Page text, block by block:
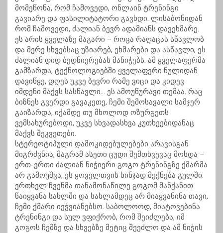
მომეწონა, რომ ჩამოვედი, ონლაინ ტრენინგი
გავიარე და ფასილიტატორი გავხდი. ლისაბონიდან
რომ ჩამოვედი, ძალიან ბევრ ადამიანს დავეხმარე.
ეს არის ყველაზე მაგარი – როცა რაღაცას სწავლობ
და მერე სხვებსაც უზიარებ, ეხმარები და ასწავლი, ეს
ძალიან დიდ ბედნიერებას მანიჭებს. ამ ყველაფერმა
გამზარდა, ტექნოლოგიებში ყველაფერი ნულიდან
დავიწყე, დღეს უკვე ბევრი რამე ვიცი და კიდევ
იმდენი მაქვს სასწავლი… ეს ამოუწურავი თემაა. რაც
ბიზნეს გვერდი გავაკეთე, ჩემი შემოსავალი სამჯერ
გაიზარდა, იქამდე თუ მხოლოდ ოზურგეთს
ვემსახურებოდი, უკვე სხვადასხვა კუთხეებიდანაც
მაქვს შეკვეთები.
სტერეოტიპული დამოკიდებულებები არავისგან
მიგრძვნია, მაგრამ ასეთი ცუდი შემთხვევაც მოხდა –
ერთ-ერთი ძალიან ნიჭიერი გოგო ტრენინგზე ქმარმა
არ გამოუშვა, ეს ყოველთვის ხინჯად მექნება გულში.
ერთხელ ჩვენმა თანამონაწილე გოგომ მანქანით
წაიყვანა სახლში და სახლამდეც არ მიაყვანინა თავი,
ჩემი ქმარი იეჭვიანებსო. საბოლოოდ, მიატოვებინა
ტრენინგი და სულ ვფიქრობ, რომ შეიძლება, იმ
გოგოს ჩემზე და სხვებზე მეტიც შეეძლო და ამ ნიჭის